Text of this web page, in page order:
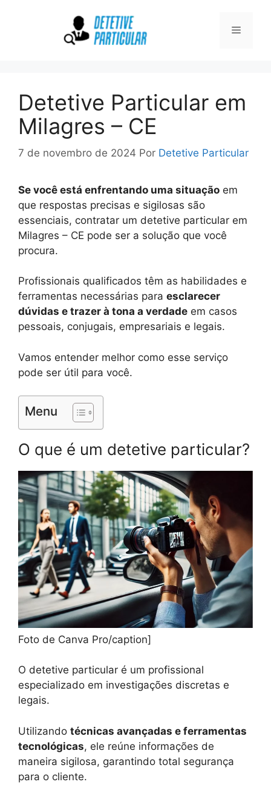
Menu
Detetive Particular em
Milagres – CE
7 de novembro de 2024 Por Detetive Particular
Se você está enfrentando uma situação em
que respostas precisas e sigilosas são
essenciais, contratar um detetive particular em
Milagres – CE pode ser a solução que você
procura.
Profissionais qualificados têm as habilidades e
ferramentas necessárias para esclarecer
dúvidas e trazer à tona a verdade em casos
pessoais, conjugais, empresariais e legais.
Vamos entender melhor como esse serviço
pode ser útil para você.
Menu
O que é um detetive particular?
Foto de Canva Pro/caption]
O detetive particular é um profissional
especializado em investigações discretas e
legais.
Utilizando técnicas avançadas e ferramentas
tecnológicas, ele reúne informações de
maneira sigilosa, garantindo total segurança
para o cliente.